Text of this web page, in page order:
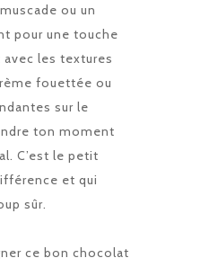
ou un
pour une touche
avec les textures
fouettée ou
sur le
ton moment
C’est le petit
et qui
sûr.
ce bon chocolat